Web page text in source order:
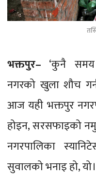
भक्तपुर– ‘कुनै
नगरको खुला शौच
आज यही भक्तपुर
होइन, सरसफाइको
नगरपालिका
सुवालको भनाइ हो, यो।